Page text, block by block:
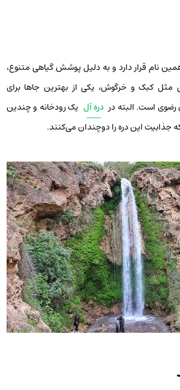
نام قرار دارد و به دلیل پوشش گیاهی متنوع،
مثل کبک و خرگوش، یکی از بهترین جاها برای
است. البته در دره آل یک رودخانه و چندین
جذابیت این دره را دوچندان می‌کنند.